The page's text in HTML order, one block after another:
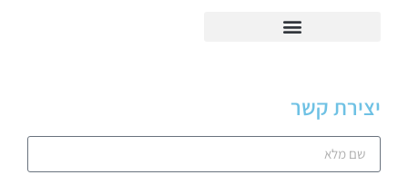
יצירת קשר